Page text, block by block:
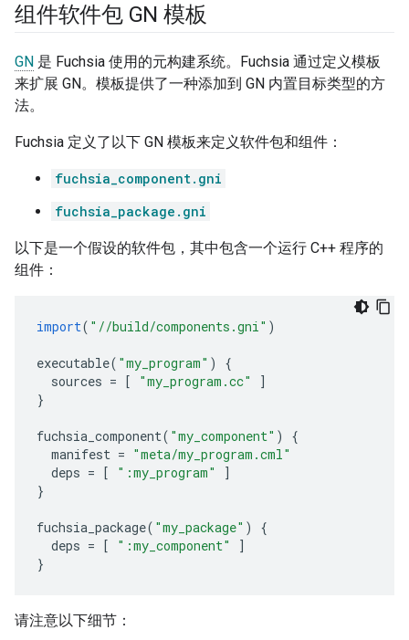
组件软件包 GN 模板
GN 是 Fuchsia 使用的元构建系统。Fuchsia 通过定义模板
来扩展 GN。模板提供了一种添加到 GN 内置目标类型的方
法。
Fuchsia 定义了以下 GN 模板来定义软件包和组件：
fuchsia_component.gni
fuchsia_package.gni
以下是一个假设的软件包，其中包含一个运行 C++ 程序的
组件：
import( "//build/components.gni" )
executable( "my_program" )
{
sources = [ "my_program.cc"
]
}
fuchsia_component( "my_component" )
{
manifest = "meta/my_program.cml"
deps = [ ":my_program"
]
}
fuchsia_package( "my_package" )
{
deps = [ ":my_component"
]
}
请注意以下细节：